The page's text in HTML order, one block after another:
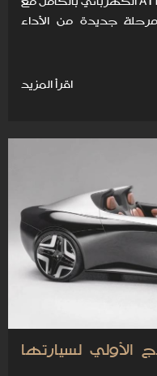
جديدة من الأداء
اقرأ المزيد
لسيارتها